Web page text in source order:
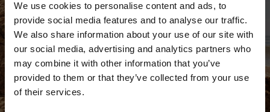
We use cookies to personalise content and ads, to
provide social media features and to analyse our traffic.
We also share information about your use of our site with
our social media, advertising and analytics partners who
may combine it with other information that you’ve
provided to them or that they’ve collected from your use
of their services.Ver todos los productos